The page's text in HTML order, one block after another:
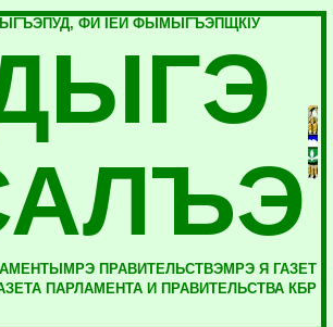
ФИ IЕЙ ФЫМЫГЪЭПЩКIУ
ПРАВИТЕЛЬСТВЭМРЭ Я ГАЗЕТ
ПАРЛАМЕНТА И ПРАВИТЕЛЬСТВА КБР